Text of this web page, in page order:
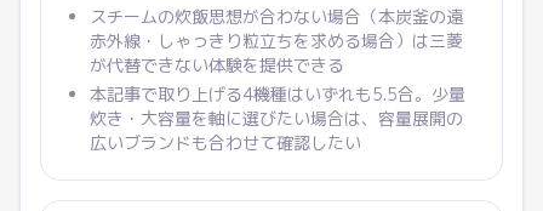
スチームの炊飯思想が合わない場合（本炭釜の遠
赤外線・しゃっきり粒立ちを求める場合）は三菱
が代替できない体験を提供できる
本記事で取り上げる4機種はいずれも5.5合。少量
炊き・大容量を軸に選びたい場合は、容量展開の
広いブランドも合わせて確認したい